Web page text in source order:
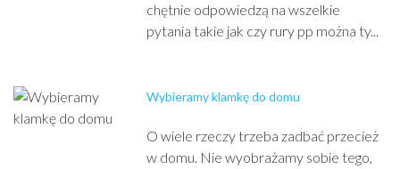
chętnie odpowiedzą na wszelkie
pytania takie jak czy rury pp można ty...
Wybieramy klamkę do domu
O wiele rzeczy trzeba zadbać przecież
w domu. Nie wyobrażamy sobie tego,